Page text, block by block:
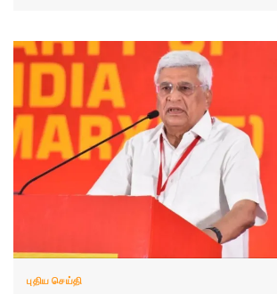
புதிய செய்தி